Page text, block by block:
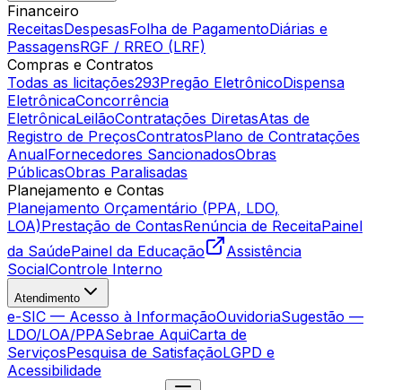
Financeiro
ReceitasDespesasFolha de PagamentoDiárias e
PassagensRGF / RREO (LRF)
Compras e Contratos
Todas as licitações293Pregão EletrônicoDispensa
EletrônicaConcorrência
EletrônicaLeilãoContratações DiretasAtas de
Registro de PreçosContratosPlano de Contratações
AnualFornecedores SancionadosObras
PúblicasObras Paralisadas
Planejamento e Contas
Planejamento Orçamentário (PPA, LDO,
LOA)Prestação de ContasRenúncia de ReceitaPainel
da SaúdePainel da Educação
Assistência
SocialControle Interno
Atendimento
e-SIC — Acesso à InformaçãoOuvidoriaSugestão —
LDO/LOA/PPASebrae AquiCarta de
ServiçosPesquisa de SatisfaçãoLGPD e
Acessibilidade